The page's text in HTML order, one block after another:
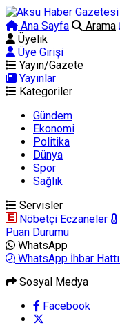
Ana Sayfa Arama
Üyelik
Üye Girişi
Yayın/Gazete
Yayınlar
Kategoriler
Gündem
Ekonomi
Politika
Dünya
Spor
Sağlık
Servisler
Nöbetçi Eczaneler
Puan Durumu
WhatsApp
WhatsApp İhbar Hattı
Sosyal Medya
Facebook